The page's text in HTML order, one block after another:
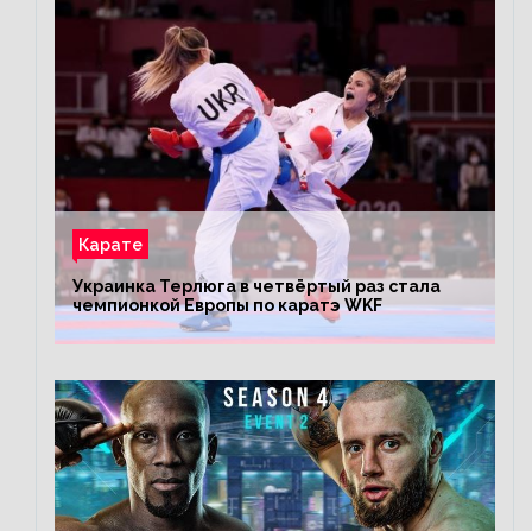
Карате
Украинка Терлюга в четвёртый раз стала
чемпионкой Европы по каратэ WKF